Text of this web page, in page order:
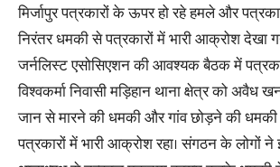
मिर्जापुर पत्रकारों के ऊपर हो रहे हमले और
निरंतर धमकी से पत्रकारों में भारी आक्रोश
जर्नलिस्ट एसोसिएशन की आवश्यक बैठक में
विश्वकर्मा निवासी मड़िहान थाना क्षेत्र को अवैध
जान से मारने की धमकी और गांव छोड़ने की
पत्रकारों में भारी आक्रोश रहा। संगठन के लोगों